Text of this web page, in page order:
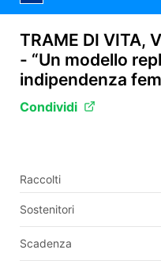
TRAME DI VITA,
- “Un modello
indipendenza
Condividi
Raccolti
Sostenitori
Scadenza